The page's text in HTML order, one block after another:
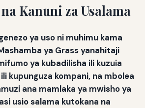
Kanuni za Usalama
ya uso ni muhimu kama
ya Grass yanahitaji
ya kubadilisha ili kuzuia
kupunguza kompani, na mbolea
ana mamlaka ya mwisho ya
usio salama kutokana na